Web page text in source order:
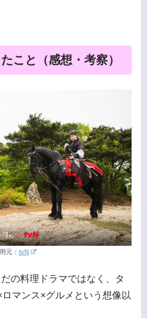
こと（感想・考察）
元： tvN
の料理ドラマではなく、タ
マンス×グルメという想像以